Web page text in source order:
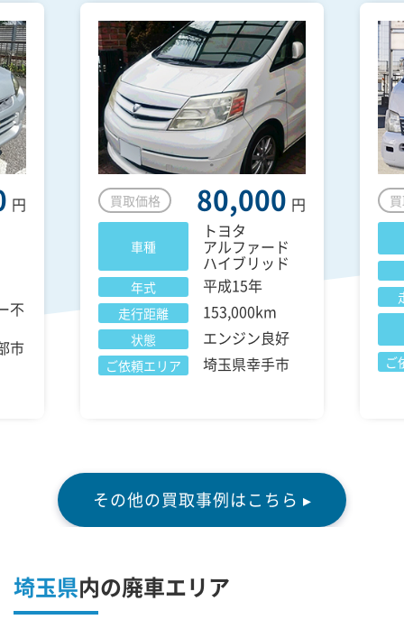
円
不
市
買取価格 80,000 円
車種
トヨタ
アルファード
ハイブリッド
年式 平成15年
走行距離 153,000km
状態 エンジン良好
ご依頼エリア 埼玉県幸手市 ご
その他の買取事例はこちら ▸
埼玉県内の廃車エリア